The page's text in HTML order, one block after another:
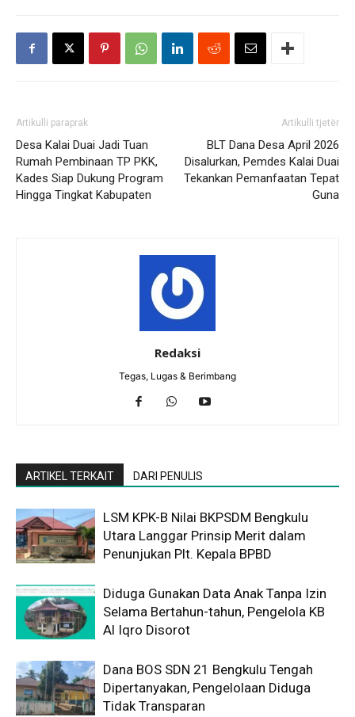
Artikulli paraprak
Desa Kalai Duai Jadi Tuan
Rumah Pembinaan TP PKK,
Kades Siap Dukung Program
Hingga Tingkat Kabupaten
Artikulli tjetër
BLT Dana Desa April 2026
Disalurkan, Pemdes Kalai Duai
Tekankan Pemanfaatan Tepat
Guna
Redaksi
Tegas, Lugas & Berimbang
ARTIKEL TERKAIT DARI PENULIS
LSM KPK-B Nilai BKPSDM Bengkulu
Utara Langgar Prinsip Merit dalam
Penunjukan Plt. Kepala BPBD
Diduga Gunakan Data Anak Tanpa Izin
Selama Bertahun-tahun, Pengelola KB
Al Iqro Disorot
Dana BOS SDN 21 Bengkulu Tengah
Dipertanyakan, Pengelolaan Diduga
Tidak Transparan